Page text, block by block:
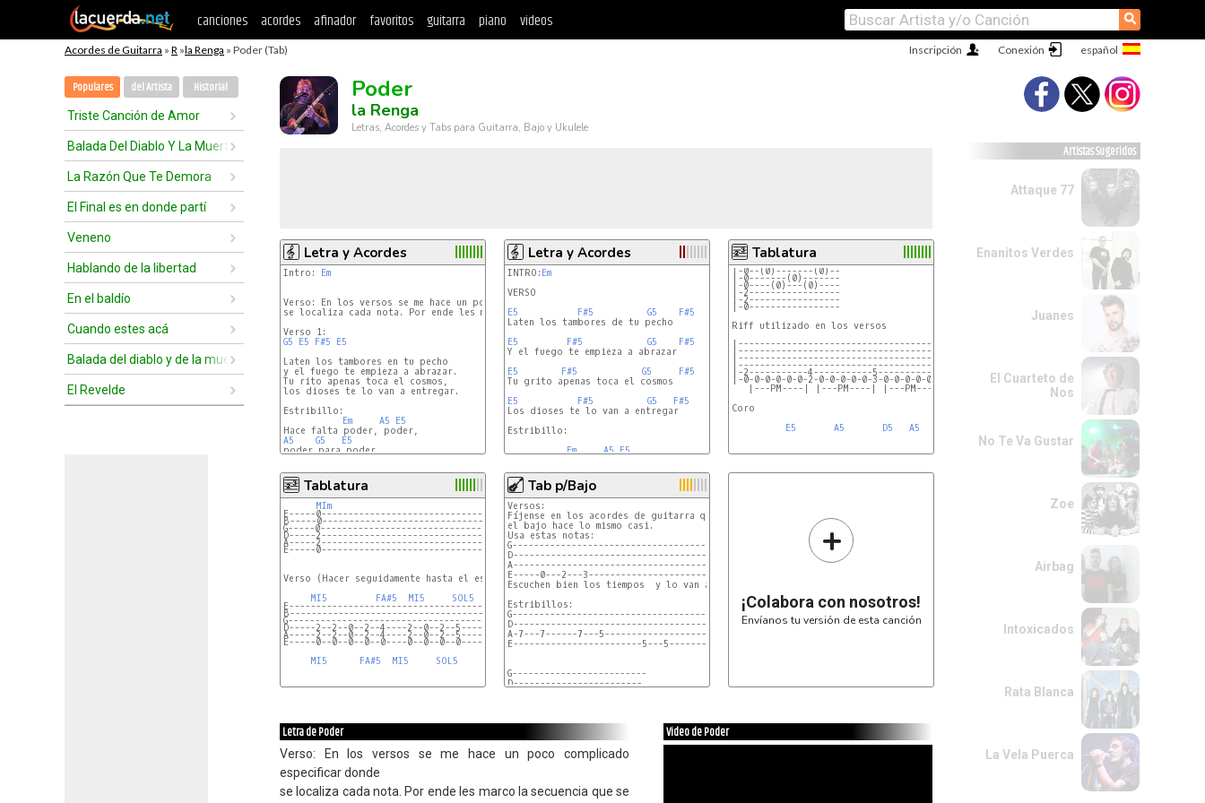
canciones acordes afinador favoritos guitarra piano videos ⚲
Acordes de Guitarra » R »la Renga » Poder (Tab) Conexión
Inscripción
Populares del Artista Historial
Triste Canción de Amor
Balada Del Diablo Y La Muerte
La Razón Que Te Demora
El Final es en donde partí
Veneno
Hablando de la libertad
En el baldío
Cuando estes acá
Balada del diablo y de la muerte
El Revelde
Poder
la Renga
Letras, Acordes y Tabs para Guitarra, Bajo y Ukulele
Letra y Acordes
Intro: Em
Verso: En los versos se me hace un poco complicado especificar donde
se localiza cada nota. Por ende les marco la secuencia que se realiza
G5
E5 F#5
E5
Laten los tambores en tu pecho
y el fuego te empieza a abrazar.
Tu rito apenas toca el cosmos,
los dioses te lo van a entregar.
Estribillo:
Em
A5
E5
A5
G5
E5
poder para poder.
Letra y Acordes
INTRO: Em
VERSO
E5
F#5 G5
F#5
Laten los tambores de tu pecho
E5
F#5 G5
F#5
Y el fuego te empieza a abrazar
E5
F#5 G5
F#5
Tu grito apenas toca el cosmos
E5
F#5 G5
F#5
Los dioses te lo van a entregar
Estribillo:
Em
A5
E5
Tablatura
|-0--(0)-------(0)--
|-0-------(0)-------
|-0----(0)---(0)----
|-2-----------------
|-2-----------------
|-0-----------------
Riff utilizado en los versos
|---------------------------------------
|---------------------------------------
|---------------------------------------
|---------------------------------------
|-2-----------4-----------5-----------4-
|-0-0-0-0-0-0-2-0-0-0-0-0-3-0-0-0-0-0-2-
Coro
E5
A5 D5 A5
Tablatura
MIm
E-----0--------------------------------------------------
B-----0--------------------------------------------------
G-----0--------------------------------------------------
D-----2--------------------------------------------------
A-----2--------------------------------------------------
E-----0--------------------------------------------------
Verso (Hacer seguidamente hasta el estribillo)
MI5
FA#5 MI5 SOL5
E--------------------------------------------------------
B--------------------------------------------------------
G--------------------------------------------------------
D-----2--2--0--2--4----2--0--2--5------------------------ x1
A-----2--2--0--2--4----2--0--2--5------------------------
E-----0--0--0--0--0----0--0--0--0------------------------
MI5
FA#5 MI5 SOL5
Tab p/Bajo
Versos:
Fíjense en los acordes de guitarra que colgaron aca.,
el bajo hace lo mismo casi.
Usa estas notas:
G------------------------------------------------------------
D------------------------------------------------------------
A------------------------------------------------------------
E-----0---2---3---------------------------------------------
Escuchen bien los tiempos  y lo van a sacar al toque.
Estribillos:
G------------------------------------------------------
D------------------------------------------------------
A-7---7------7---5-------------------------------------
E------------------------5---5-------5---5---5---5-----
G-------------------------
D------------------------
G--------------------------------------
D--------------------------------------
A-----0-----7-----0------7------0------
E--------------------------------------
1er solo:
+
¡Colabora con nosotros!
Envíanos tu versión de esta canción
Letra de Poder
Verso: En los versos se me hace un poco complicado
especificar donde
se localiza cada nota. Por ende les marco la secuencia que se
Video de Poder
Artistas Sugeridos
Attaque 77
Enanitos Verdes
Juanes
El Cuarteto de
Nos
No Te Va Gustar
Zoe
Airbag
Intoxicados
Rata Blanca
La Vela Puerca